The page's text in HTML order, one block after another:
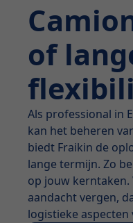
of
Als professional in
kan het beheren
biedt Fraikin de
lange termijn. Zo
op jouw kerntaken.
aandacht vergen,
logistieke